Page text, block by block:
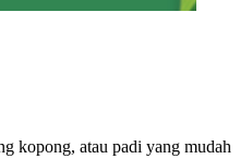
kopong, atau padi yang mudah